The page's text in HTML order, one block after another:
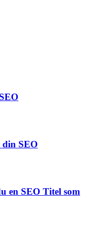
din SEO
en SEO Titel som